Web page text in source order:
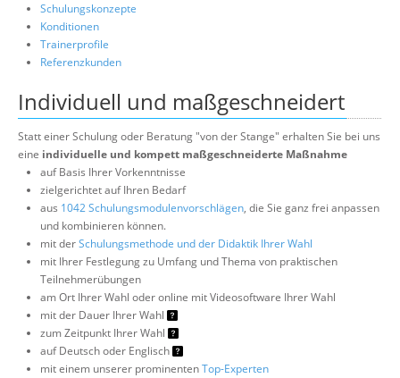
Schulungskonzepte
Konditionen
Trainerprofile
Referenzkunden
Individuell und maßgeschneidert
Statt einer Schulung oder Beratung "von der Stange" erhalten Sie bei uns
eine individuelle und kompett maßgeschneiderte Maßnahme
auf Basis Ihrer Vorkenntnisse
zielgerichtet auf Ihren Bedarf
aus 1042 Schulungsmodulenvorschlägen, die Sie ganz frei anpassen
und kombinieren können.
mit derSchulungsmethode und der Didaktik Ihrer Wahl
mit Ihrer Festlegung zu Umfang und Thema von praktischen
Teilnehmerübungen
am Ort Ihrer Wahl oder online mit Videosoftware Ihrer Wahl
mit der Dauer Ihrer Wahl
zum Zeitpunkt Ihrer Wahl
auf Deutsch oder Englisch
mit einem unserer prominentenTop-Experten